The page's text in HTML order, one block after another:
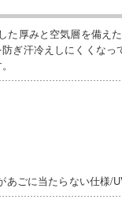
た厚みと空気層を備え
ぎ汗冷えしにくくなっ
あごに当たらない仕様/